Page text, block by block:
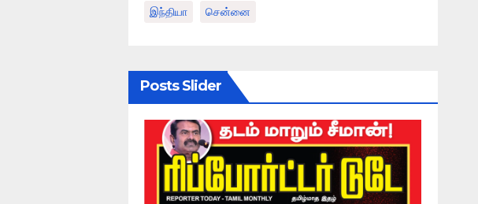
இந்தியா சென்னை
Posts Slider